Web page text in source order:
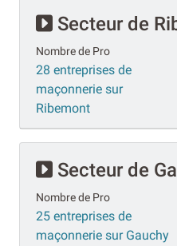
Secteur de
Nombre de Pro
28 entreprises de
maçonnerie sur
Ribemont
Secteur de
Nombre de Pro
25 entreprises de
maçonnerie sur Gauchy